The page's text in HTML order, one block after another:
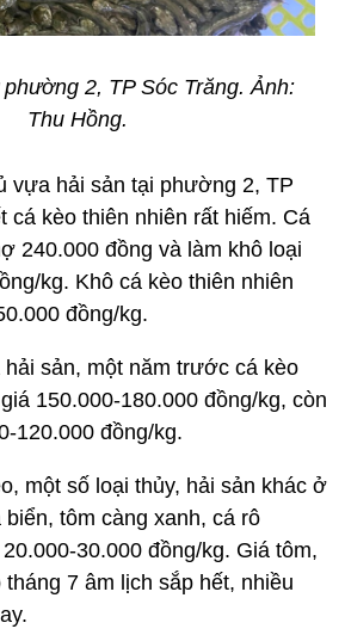
2, TP Sóc Trăng. Ảnh:
Thu Hồng.
vựa hải sản tại phường 2, TP
cá kèo thiên nhiên rất hiếm. Cá
240.000 đồng và làm khô loại
kg. Khô cá kèo thiên nhiên
đồng/kg.
sản, một năm trước cá kèo
150.000-180.000 đồng/kg, còn
120.000 đồng/kg.
một số loại thủy, hải sản khác ở
tôm càng xanh, cá rô
30.000 đồng/kg. Giá tôm,
7 âm lịch sắp hết, nhiều